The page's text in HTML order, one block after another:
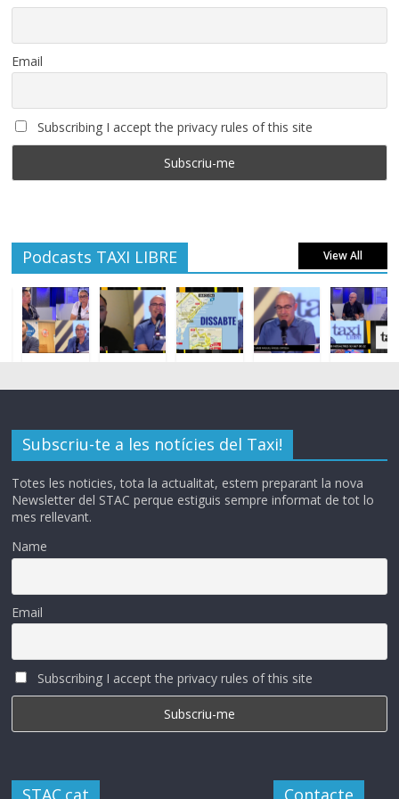
Email
Subscribing I accept the privacy rules of this site
Podcasts TAXI LIBRE View All
Subscriu-te a les notícies del Taxi!
Totes les noticies, tota la actualitat, estem preparant la nova
Newsletter del STAC perque estiguis sempre informat de tot lo
mes rellevant.
Name
Email
Subscribing I accept the privacy rules of this site
STAC.cat Contacte